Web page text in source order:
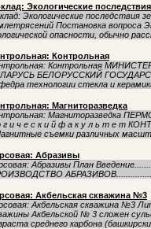
Экологические
Экологические последствия
Постановка вопроса
опасности, обычно
Контрольная
Контрольная
БЕЛОРУССКИЙ
технологии стекла и
Магниторазведка
Магниторазведка
г и ч е с к и й ф а к у л ь т е т
съемки различных
Абразивы
Абразивы План
Акбельская скважина №3
Акбельская скважина №3
Акбельской № 3 сложен
среднего карбона